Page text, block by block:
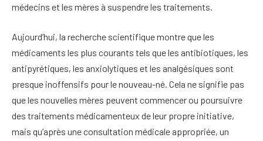
médecins et les mères à suspendre les traitements.
Aujourd’hui, la recherche scientifique montre que les
médicaments les plus courants tels que les antibiotiques, les
antipyrétiques, les anxiolytiques et les analgésiques sont
presque inoffensifs pour le nouveau-né. Cela ne signifie pas
que les nouvelles mères peuvent commencer ou poursuivre
des traitements médicamenteux de leur propre initiative,
mais qu’après une consultation médicale appropriée, un